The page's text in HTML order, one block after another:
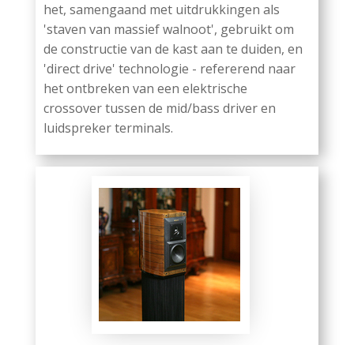
het, samengaand met uitdrukkingen als
'staven van massief walnoot', gebruikt om
de constructie van de kast aan te duiden, en
'direct drive' technologie - refererend naar
het ontbreken van een elektrische
crossover tussen de mid/bass driver en
luidspreker terminals.